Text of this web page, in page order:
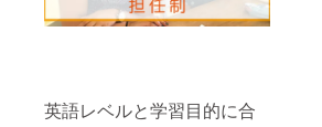
英語レベルと学習目的に合